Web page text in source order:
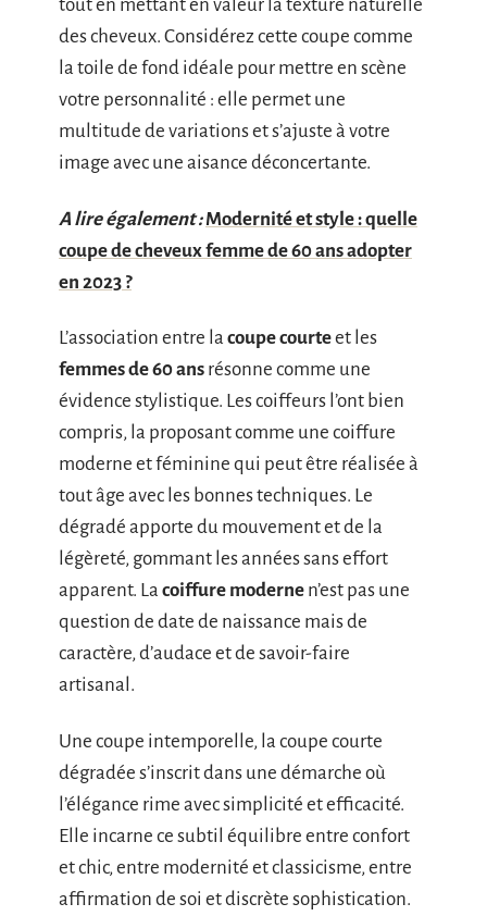
tout en mettant en valeur la texture naturelle
des cheveux. Considérez cette coupe comme
la toile de fond idéale pour mettre en scène
votre personnalité : elle permet une
multitude de variations et s’ajuste à votre
image avec une aisance déconcertante.
A lire également : Modernité et style : quelle
coupe de cheveux femme de 60 ans adopter
en 2023 ?
L’association entre la coupe courteet les
femmes de 60 ans résonne comme une
évidence stylistique. Les coiffeurs l’ont bien
compris, la proposant comme une coiffure
moderne et féminine qui peut être réalisée à
tout âge avec les bonnes techniques. Le
dégradé apporte du mouvement et de la
légèreté, gommant les années sans effort
apparent. La coiffure moderne n’est pas une
question de date de naissance mais de
caractère, d’audace et de savoir-faire
artisanal.
Une coupe intemporelle, la coupe courte
dégradée s’inscrit dans une démarche où
l’élégance rime avec simplicité et efficacité.
Elle incarne ce subtil équilibre entre confort
et chic, entre modernité et classicisme, entre
affirmation de soi et discrète sophistication.